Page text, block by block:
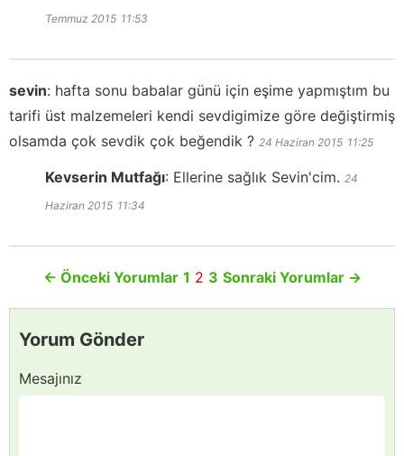
Temmuz 2015 11:53
sevin: hafta sonu babalar günü için eşime yapmıştım bu
tarifi üst malzemeleri kendi sevdigimize göre değiştirmiş
olsamda çok sevdik çok beğendik ? 24 Haziran 2015 11:25
Kevserin Mutfağı: Ellerine sağlık Sevin'cim. 24
Haziran 2015 11:34
← Önceki Yorumlar 1 2 3 Sonraki Yorumlar →
Yorum Gönder
Mesajınız